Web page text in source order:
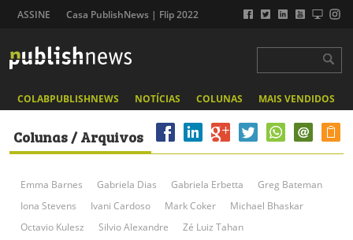
ASSINE Casa PublishNews | Flip 2022
COLABPUBLISHNEWS NOTÍCIAS COLUNAS MAIS VENDIDOS
Colunas / Arquivos
Emma Barnes Gabriela Dias Gabriela Erbetta
Greg Bateman
Iona Stevens
Ivani Cardoso Mark Coker
Michael Bhaskar
Octavio Kulesz
Silvio Alexandre Zé Luiz Tahan